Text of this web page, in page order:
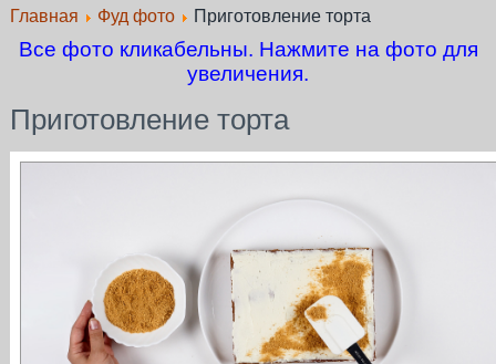
Главная Фуд фото Приготовление торта
Все фото кликабельны. Нажмите на фото для
увеличения.
Приготовление торта